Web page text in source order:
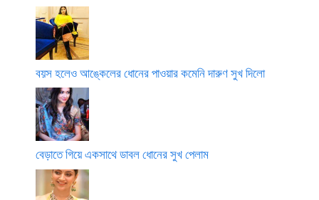
বয়স হলেও আঙ্কেলের ধোনের পাওয়ার কমেনি দারুণ সুখ দিলো
বেড়াতে গিয়ে একসাথে ডাবল ধোনের সুখ পেলাম